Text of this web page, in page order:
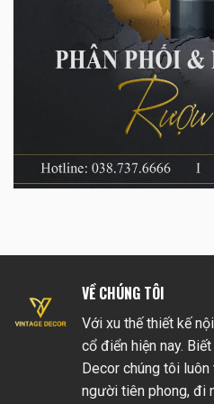
VỀ CHÚNG TÔI
Với xu thế thiết kế
cổ điển hiện nay.
Decor chúng tôi
người tiên phong, đi